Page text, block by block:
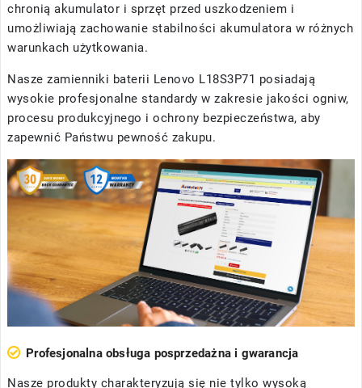
chronią akumulator i sprzęt przed uszkodzeniem i
umożliwiają zachowanie stabilności akumulatora w różnych
warunkach użytkowania.
Nasze zamienniki baterii Lenovo L18S3P71 posiadają
wysokie profesjonalne standardy w zakresie jakości ogniw,
procesu produkcyjnego i ochrony bezpieczeństwa, aby
zapewnić Państwu pewność zakupu.
Profesjonalna obsługa posprzedażna i gwarancja
Nasze produkty charakteryzują się nie tylko wysoką